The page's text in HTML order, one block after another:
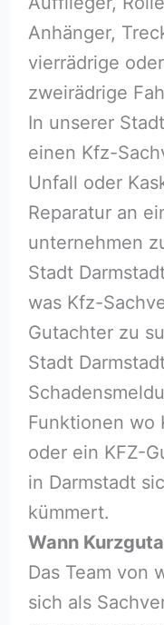
Anhänger,
vierrädrige
zweirädrige
In unserer
einen Kfz-
Unfall oder
Reparatur an
unternehmen
Stadt
was Kfz-
Gutachter zu
Stadt
Funktionen wo
oder ein KFZ-
in Darmstadt
kümmert.
Wann
Das Team von
sich als